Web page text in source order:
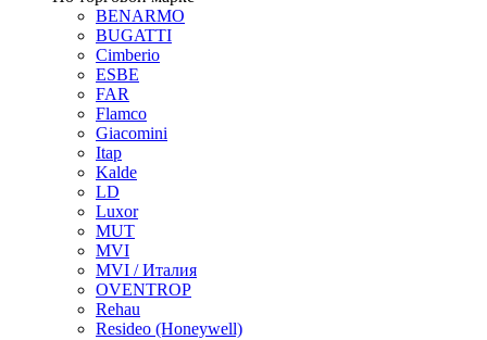
BENARMO
BUGATTI
Cimberio
ESBE
FAR
Flamco
Giacomini
Itap
Kalde
LD
Luxor
MUT
MVI
MVI / Италия
OVENTROP
Rehau
Resideo (Honeywell)